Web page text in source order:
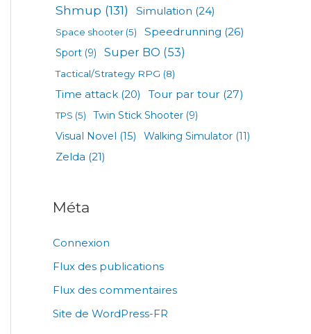
Shmup (131) Simulation (24)
Space shooter(5) Speedrunning (26)
Sport(9) Super BO (53)
Tactical/Strategy RPG (8)
Time attack(20) Tour par tour (27)
TPS (5) Twin Stick Shooter (9)
Visual Novel (15) Walking Simulator (11)
Zelda (21)
Méta
Connexion
Flux des publications
Flux des commentaires
Site de WordPress-FR